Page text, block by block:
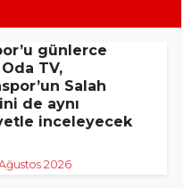
günlerce
TV,
Salah
de aynı
inceleyecek
2026